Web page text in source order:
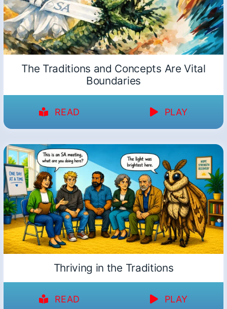
The Traditions and Concepts Are Vital
Boundaries
READ PLAY
Thriving in the Traditions
READ PLAY